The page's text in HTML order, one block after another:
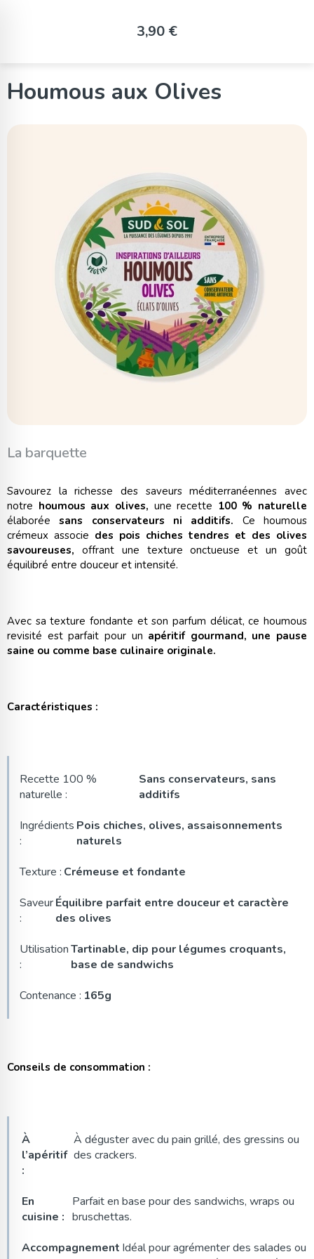
Houmous aux Olives
La barquette
3,90 €
Savourez la richesse des saveurs méditerranéennes avec
notre houmous aux olives, une recette 100 % naturelle
élaboréesans conservateurs ni additifs. Ce houmous
crémeux associe des pois chiches tendres et des olives
savoureuses, offrant une texture onctueuse et un goût
équilibré entre douceur et intensité.
Avec sa texture fondante et son parfum délicat, ce houmous
revisité est parfait pour un apéritif gourmand, une pause
saine ou comme base culinaire originale.
Caractéristiques :
Recette 100 %
naturelle :
Sans conservateurs, sans
additifs
Ingrédients
:
Pois chiches, olives, assaisonnements
naturels
Texture : Crémeuse et fondante
Saveur
:
Équilibre parfait entre douceur et caractère
des olives
Utilisation
:
Tartinable, dip pour légumes croquants,
base de sandwichs
Contenance : 165g
Conseils de consommation :
À
l’apéritif
:
À déguster avec du pain grillé, des gressins ou
des crackers.
En
cuisine :
Parfait en base pour des sandwichs, wraps ou
bruschettas.
Accompagnement Idéal pour agrémenter des salades ou